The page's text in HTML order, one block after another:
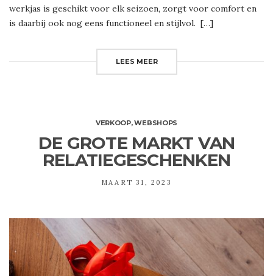
werkjas is geschikt voor elk seizoen, zorgt voor comfort en
is daarbij ook nog eens functioneel en stijlvol. […]
LEES MEER
VERKOOP,WEBSHOPS
DE GROTE MARKT VAN
RELATIEGESCHENKEN
MAART 31, 2023